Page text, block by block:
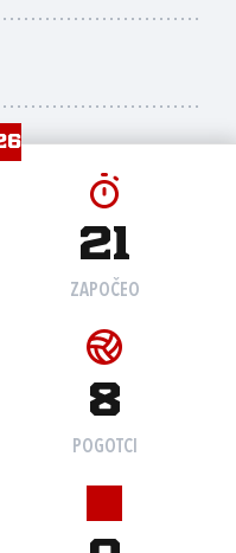
21
ZAPOČEO
8
POGOTCI